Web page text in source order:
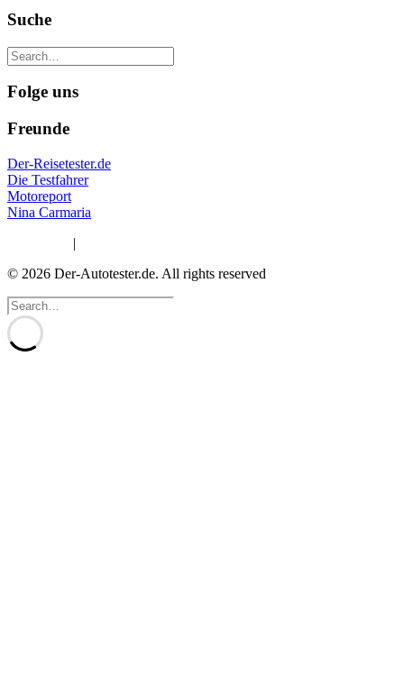
Suche
Folge uns
Freunde
Der-Reisetester.de
Die Testfahrer
Motoreport
Nina Carmaria
|
© 2026 Der-Autotester.de. All rights reserved